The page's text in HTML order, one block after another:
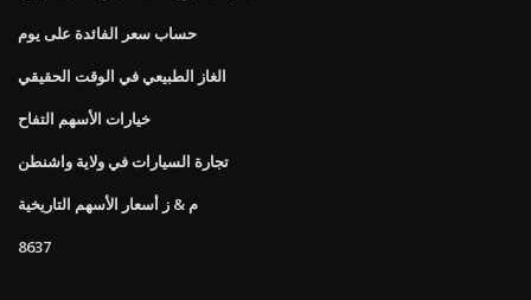
حساب سعر الفائدة على يوم
الغاز الطبيعي في الوقت الحقيقي
خيارات الأسهم التفاح
تجارة السيارات في ولاية واشنطن
م & ز أسعار الأسهم التاريخية
8637